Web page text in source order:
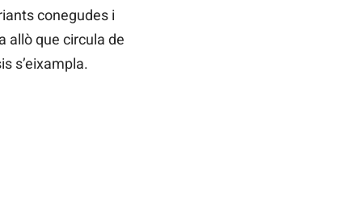
conegudes i
allò que circula de
s’eixampla.